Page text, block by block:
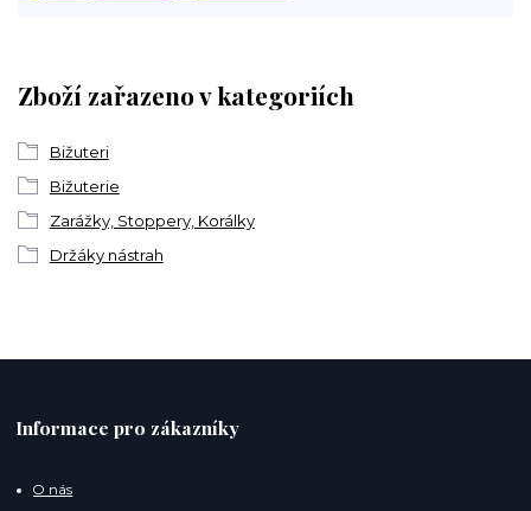
Zboží zařazeno v kategoriích
Bižuteri
Bižuterie
Zarážky, Stoppery, Korálky
Držáky nástrah
Informace pro zákazníky
O nás